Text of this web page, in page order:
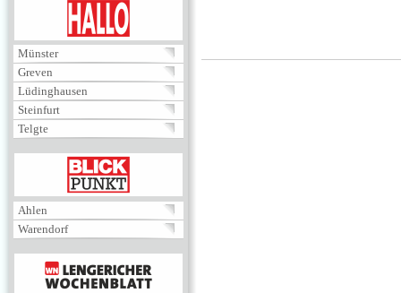
Münster
Greven
Lüdinghausen
Steinfurt
Telgte
BLICKPUNKT
Ahlen
Warendorf
MENÜ